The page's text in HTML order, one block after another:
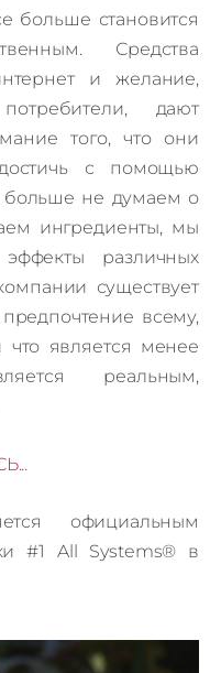
больше становится
Средства
и желание,
дают
того, что они
с помощью
больше не думаем о
ингредиенты, мы
различных
существует
всему,
является менее
реальным,
официальным
#1 All Systems® в